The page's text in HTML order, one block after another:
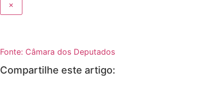
×
Fonte: Câmara dos Deputados
Compartilhe este artigo: